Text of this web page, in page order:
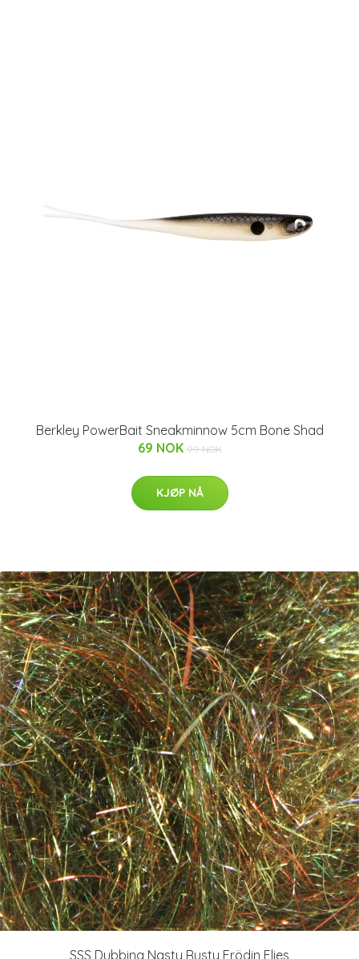
Berkley PowerBait Sneakminnow 5cm Bone Shad
69 NOK 99 NOK
KJØP NÅ
SSS Dubbing Nasty Rusty Frödin Flies